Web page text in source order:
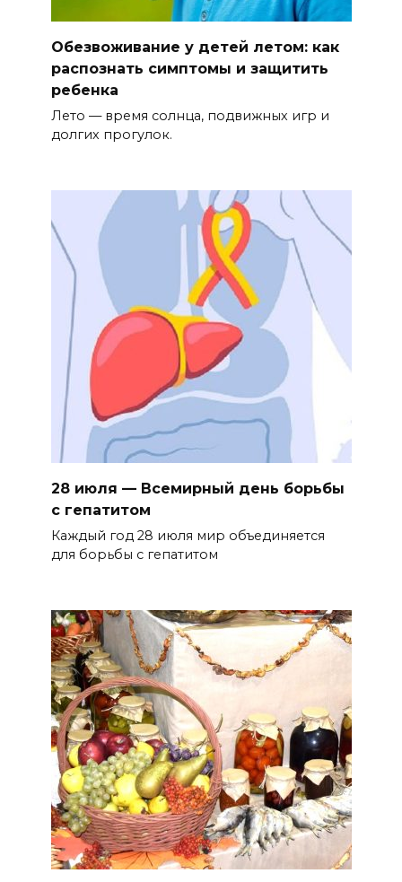
Обезвоживание у детей летом: как
распознать симптомы и защитить
ребенка
Лето — время солнца, подвижных игр и
долгих прогулок.
28 июля — Всемирный день борьбы
с гепатитом
Каждый год 28 июля мир объединяется
для борьбы с гепатитом